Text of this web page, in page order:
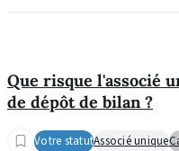
Que risque l'associé
de dépôt de bilan ?
Votre statutAssocié unique